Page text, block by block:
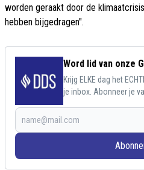
worden geraakt door de
hebben bijgedragen".
Word lid van onze
Krijg ELKE dag het
je inbox. Abonneer je